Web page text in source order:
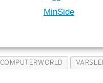
MinSide
COMPUTERWORLD